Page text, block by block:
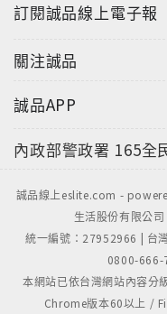
訂閱誠品線上電子報
關注誠品
誠品APP
內政部警政署 165全
誠品線上eslite.com -
生活股份有限公
統一編號：27952966 | 台
0800-666-
本網站已依台灣網站內容分
Chrome版本60以上 /